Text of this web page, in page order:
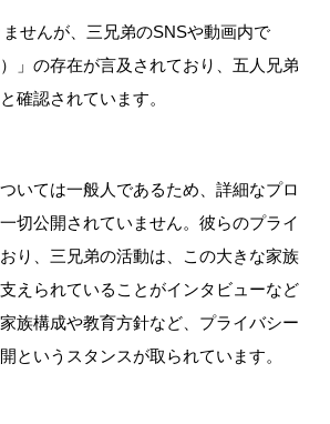
せんが、三兄弟のSNSや動画内で
」の存在が言及されており、五人兄弟
確認されています。
いては一般人であるため、詳細なプロ
切公開されていません。彼らのプライ
り、三兄弟の活動は、この大きな家族
えられていることがインタビューなど
族構成や教育方針など、プライバシー
というスタンスが取られています。